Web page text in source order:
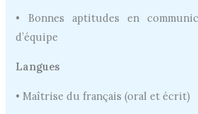
• Bonnes aptitudes en
d’équipe
Langues
• Maîtrise du français (oral et écrit)